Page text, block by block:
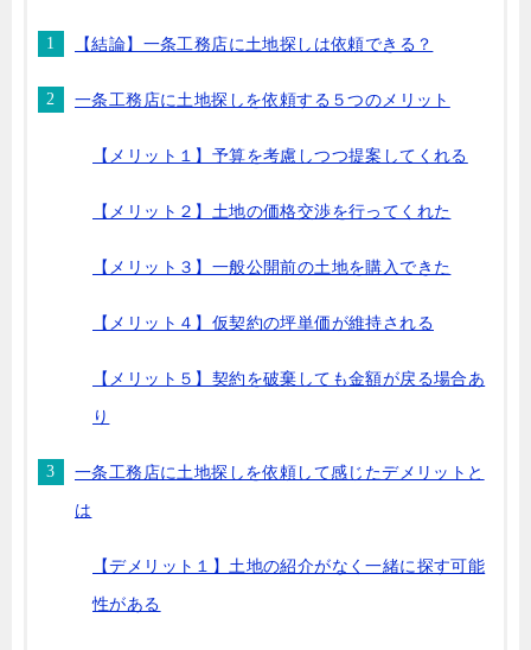
【結論】一条工務店に土地探しは依頼できる？
一条工務店に土地探しを依頼する５つのメリット
【メリット１】予算を考慮しつつ提案してくれる
【メリット２】土地の価格交渉を行ってくれた
【メリット３】一般公開前の土地を購入できた
【メリット４】仮契約の坪単価が維持される
【メリット５】契約を破棄しても金額が戻る場合あ
り
一条工務店に土地探しを依頼して感じたデメリットと
は
【デメリット１】土地の紹介がなく一緒に探す可能
性がある